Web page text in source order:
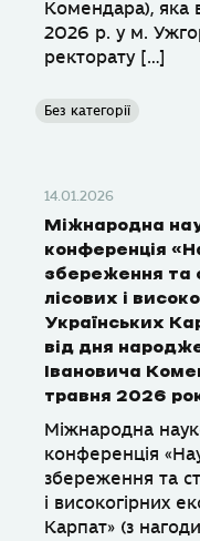
Комендара), яка
2026 р. у м.
ректорату […]
Без категорії
14.01.2026
Міжнародна
конференція
збереження та
лісових і
Українських
від дня
Івановича
травня 2026
Міжнародна
конференція
збереження та
і високогірних
Карпат» (з